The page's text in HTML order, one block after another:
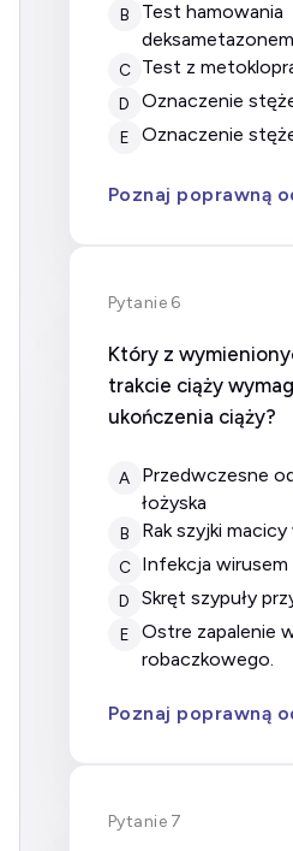
B
test hamowania
C test z
D oznaczenie
E oznaczenie
Poznaj poprawną
Pytanie 6
Który z
trakcie ciąży
ukończenia ciąży?
A
przedwczesne odklejenie się
łożyska
B rak szyjki
C infekcja wirusem
D skręt szypuły
E
ostre zapalenie wyrostka
robaczkowego.
Poznaj poprawną
Pytanie 7